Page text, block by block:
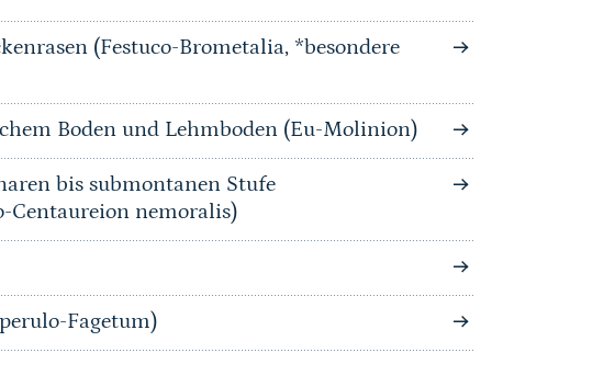
(Festuco-Brometalia, *besondere
Boden und Lehmboden (Eu-Molinion)
bis submontanen Stufe
Centaureion nemoralis)
Fagetum)